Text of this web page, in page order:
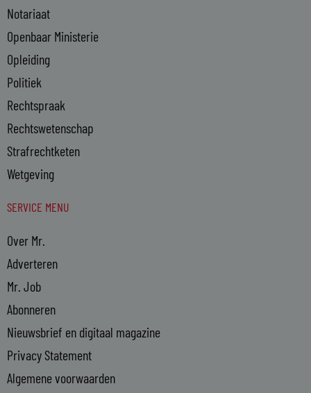
Notariaat
Openbaar Ministerie
Opleiding
Politiek
Rechtspraak
Rechtswetenschap
Strafrechtketen
Wetgeving
SERVICE MENU
Over Mr.
Adverteren
Mr. Job
Abonneren
Nieuwsbrief en digitaal magazine
Privacy Statement
Algemene voorwaarden